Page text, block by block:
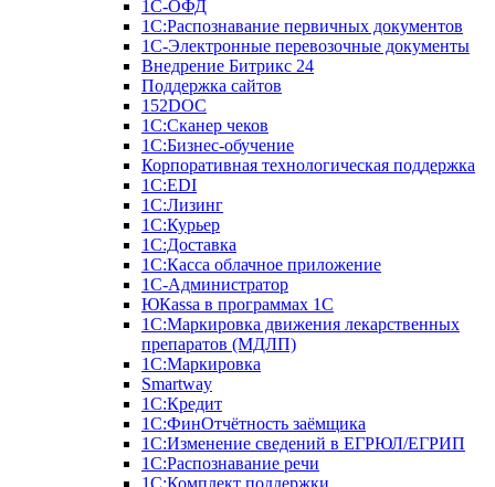
1С-ОФД
1С:Распознавание первичных документов
1С-Электронные перевозочные документы
Внедрение Битрикс 24
Поддержка сайтов
152DOC
1С:Сканер чеков
1С:Бизнес-обучение
Корпоративная технологическая поддержка
1С:ЕDI
1С:Лизинг
1С:Курьер
1С:Доставка
1С:Касса облачное приложение
1С-Администратор
ЮКаssа в программах 1С
1С:Маркировка движения лекарственных
препаратов (МДЛП)
1С:Маркировка
Smartway
1С:Кредит
1С:ФинОтчётность заёмщика
1С:Изменение сведений в ЕГРЮЛ/ЕГРИП
1С:Распознавание речи
1С:Комплект поддержки